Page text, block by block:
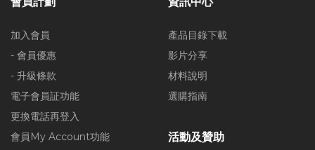
加入會員
- 會員優惠
- 升級條款
電子會員証功能
更換電話再登入
會員My Account功能
產品目錄下載
影片分享
材料說明
選購指南
活動及贊助